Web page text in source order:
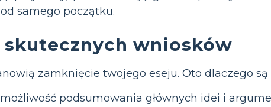
samego początku.
wniosków
zamknięcie twojego eseju. Oto dlaczego są
podsumowania głównych idei i